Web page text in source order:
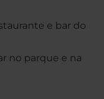
e bar do
no parque e na